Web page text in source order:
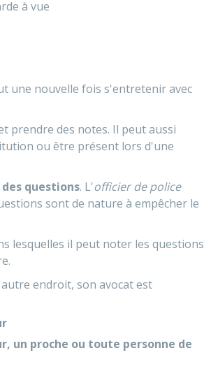
à vue
une nouvelle fois s'entretenir avec
prendre des notes. Il peut aussi
ou être présent lors d'une
questions. L'officier de police
sont de nature à empêcher le
lesquelles il peut noter les questions
endroit, son avocat est
un proche ou toute personne de